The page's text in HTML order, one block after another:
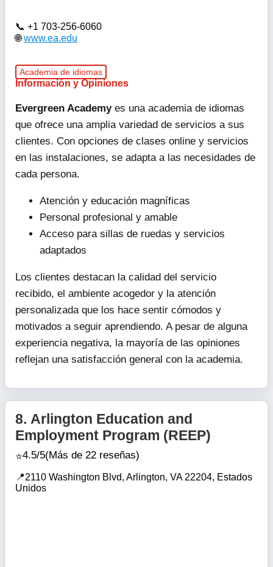
+1 703-256-6060
www.ea.edu
Academia de idiomas
Información y Opiniones
Evergreen Academyes una academia de idiomas
que ofrece una amplia variedad de servicios a sus
clientes. Con opciones de clases online y servicios
en las instalaciones, se adapta a las necesidades de
cada persona.
Atención y educación magníficas
Personal profesional y amable
Acceso para sillas de ruedas y servicios
adaptados
Los clientes destacan la calidad del servicio
recibido, el ambiente acogedor y la atención
personalizada que los hace sentir cómodos y
motivados a seguir aprendiendo. A pesar de alguna
experiencia negativa, la mayoría de las opiniones
reflejan una satisfacción general con la academia.
8. Arlington Education and
Employment Program (REEP)
4.5/5(Más de 22 reseñas)
2110 Washington Blvd, Arlington, VA 22204, Estados
Unidos